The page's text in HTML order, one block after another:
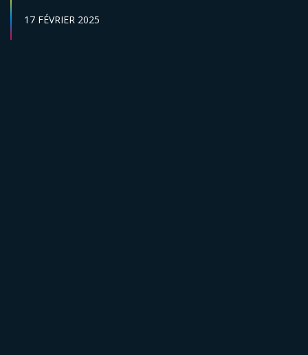
DATE DE PUBLICATION :
17 FÉVRIER 2025